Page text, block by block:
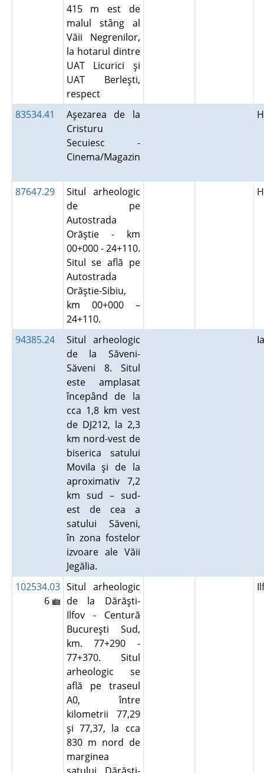
415 m est de
malul stâng al
Văii Negrenilor,
la hotarul dintre
UAT Licurici şi
UAT Berleşti,
respect
83534.41
Aşezarea de la
Cristuru
Secuiesc -
Cinema/Magazin
87647.29
Situl arheologic
de pe
Autostrada
Orăştie - km
00+000 - 24+110.
Situl se află pe
Autostrada
Orăştie-Sibiu,
km 00+000 –
24+110.
94385.24
Situl arheologic
de la Săveni-
Săveni 8. Situl
este amplasat
începând de la
cca 1,8 km vest
de DJ212, la 2,3
km nord-vest de
biserica satului
Movila şi de la
aproximativ 7,2
km sud – sud-
est de cea a
satului Săveni,
în zona fostelor
izvoare ale Văii
Jegălia.
102534.03
6
Situl arheologic
de la Dărăşti-
Ilfov - Centură
Bucureşti Sud,
km. 77+290 -
77+370. Situl
arheologic se
află pe traseul
A0, între
kilometrii 77,29
şi 77,37, la cca
830 m nord de
marginea